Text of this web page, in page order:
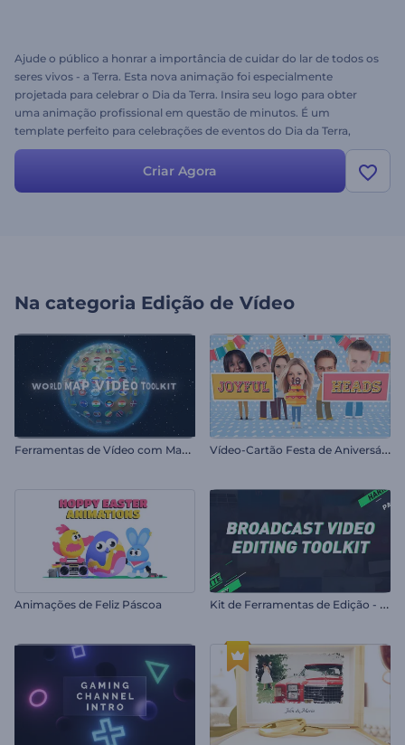
Ajude o público a honrar a importância de cuidar do lar de todos os
seres vivos - a Terra. Esta nova animação foi especialmente
projetada para celebrar o Dia da Terra. Insira seu logo para obter
uma animação profissional em questão de minutos. É um
template perfeito para celebrações de eventos do Dia da Terra,
aberturas do YouTube, comerciais de TV, apresentações e muito
mais! O que mais você precisa para a sua celebração temática?
Experimente este template agora!
Criar Agora
Na categoria Edição de Vídeo
F
erramentas de Vídeo com Mapa Mundi V
ídeo-Cartão Festa de Aniversário
Animações de Feliz Páscoa K
it de Ferramentas de Edição - Vídeos Broadcast